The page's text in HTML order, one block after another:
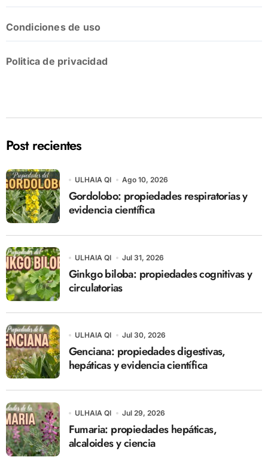
Condiciones de uso
Politica de privacidad
Post recientes
ULHAIA QI Ago 10, 2026
Gordolobo: propiedades respiratorias y
evidencia científica
ULHAIA QI Jul 31, 2026
Ginkgo biloba: propiedades cognitivas y
circulatorias
ULHAIA QI Jul 30, 2026
Genciana: propiedades digestivas,
hepáticas y evidencia científica
ULHAIA QI Jul 29, 2026
Fumaria: propiedades hepáticas,
alcaloides y ciencia